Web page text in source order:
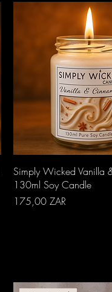
Aperçu
Simply Wicked Vanilla
130ml Soy Candle
Prix
175,00 ZAR